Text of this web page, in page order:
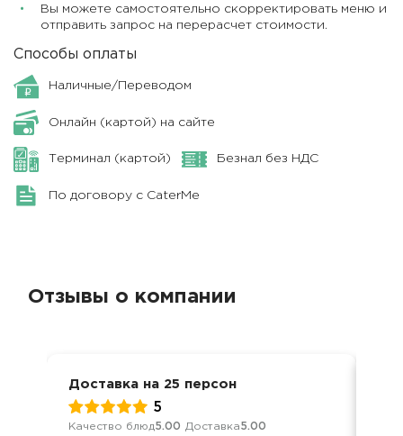
Вы можете самостоятельно скорректировать меню и
отправить запрос на перерасчет стоимости.
Способы оплаты
Наличные/Переводом
Онлайн (картой) на сайте
Терминал (картой) Безнал без НДС
По договору с CaterMe
Отзывы о компании
Доставка на 25 персон
5
Качество блюд5.00 Доставка5.00